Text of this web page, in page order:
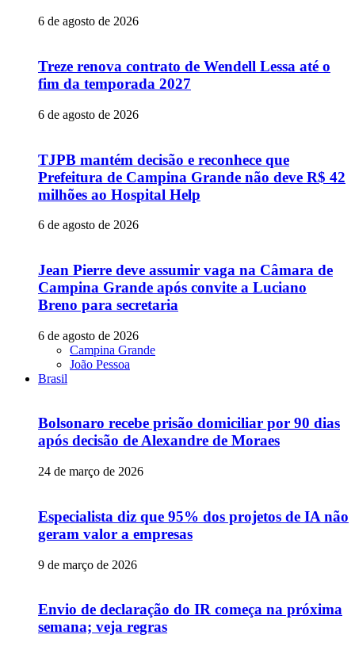
6 de agosto de 2026
Treze renova contrato de Wendell Lessa até o
fim da temporada 2027
6 de agosto de 2026
TJPB mantém decisão e reconhece que
Prefeitura de Campina Grande não deve R$ 42
milhões ao Hospital Help
6 de agosto de 2026
Jean Pierre deve assumir vaga na Câmara de
Campina Grande após convite a Luciano
Breno para secretaria
6 de agosto de 2026
Campina Grande
João Pessoa
Brasil
Bolsonaro recebe prisão domiciliar por 90 dias
após decisão de Alexandre de Moraes
24 de março de 2026
Especialista diz que 95% dos projetos de IA não
geram valor a empresas
9 de março de 2026
Envio de declaração do IR começa na próxima
semana; veja regras